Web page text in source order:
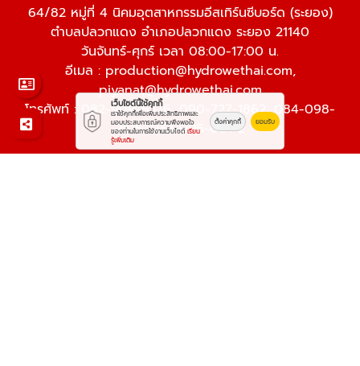
64/82 หมู่ที่ 4 นิคมอุตสาหกรรมอีสเทิร์นซีบอร์ด (ระยอง)
ตำบลปลวกแดง อำเภอปลวกแดง ระยอง 21140
วันจันทร์-ศุกร์ เวลา 08:00-17:00 น.
อีเมล : production@hydrowethai.com,
piyanat@hydrowethai.com
โทรศัพท์ : 082-909-5376,090-727-1862,084-098-
2515,033-005-001-2
เว็บไซต์นี้ใช้คุกกี้
เราใช้คุกกี้เพื่อเพิ่มประสิทธิภาพและ
มอบประสบการณ์ความพึงพอใจ
ของท่านในการใช้งานเว็บไซต์ เรียน
รู้เพิ่มเติม
ตั้งค่าคุกกี้ ยอมรับ